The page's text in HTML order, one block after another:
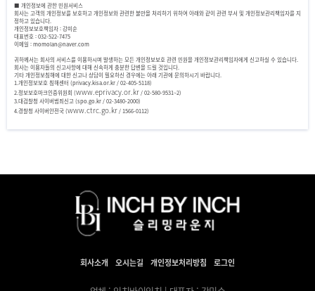
■ 개인정보에 관한 민원서비스
회사는 고객의 개인정보를 보호하고 개인정보와 관련한 불만을 처리하기 위하여 아래와 같이 관련 부서 및 개인정보관리책임자를 지
정하고 있습니다.
개인정보보호책임자 : 강미순
대표번호 : 032-522-7475
이메일 :momolan@naver.com
귀하께서는 회사의 서비스를 이용하시며 발생하는 모든 개인정보보호 관련 민원을 개인정보관리책임자에게 신고하실 수 있습니다.
회사는 이용자들의 신고사항에 대해 신속하게 충분한 답변을 드릴 것입니다.
기타 개인정보침해에 대한 신고나 상담이 필요하신 경우에는 아래 기관에 문의하시기 바랍니다.
1.개인정보보호 침해센터 (privacy.kisa.or.kr / 02-405-5118)
2.정보보호마크인증위원회 (www.eprivacy.or.kr/ 02-580-9531~2)
3.대검찰청 사이버범죄신고 (spo.go.kr / 02-3480-2000)
4.경찰청 사이버안전국 (www.ctrc.go.kr/ 1566-0112)
회사소개 오시는길 개인정보처리방침 로그인